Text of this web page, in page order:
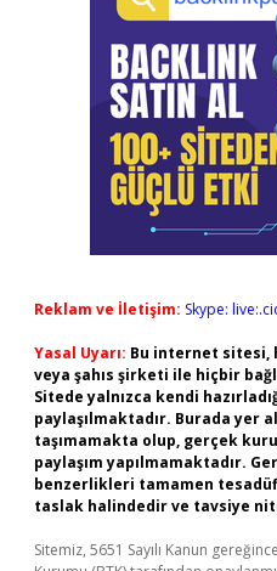
Reklam ve İletişim: Skype:
Yasal Uyarı: Bu internet sitesi,
veya şahıs şirketi ile hiçbir
Sitede yalnızca kendi
paylaşılmaktadır. Burada yer
taşımamakta olup, gerçek
paylaşım yapılmamaktadır.
benzerlikleri tamamen
taslak halindedir ve tavsiye
Sitemiz, 5651 Sayılı Kanun